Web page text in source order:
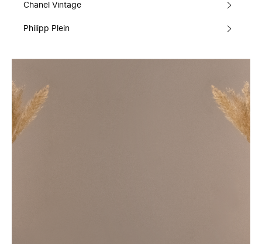
Chanel Vintage
Philipp Plein